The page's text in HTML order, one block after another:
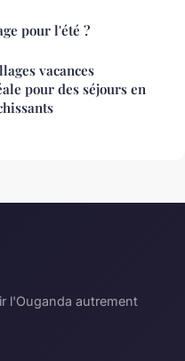
pour l'été ?
vacances
pour des séjours en
l'Ouganda autrement